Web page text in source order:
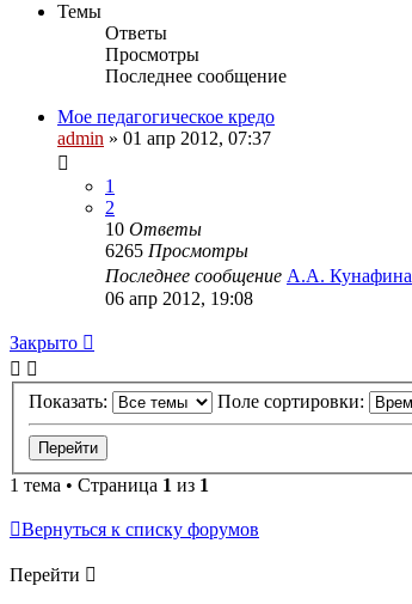
Темы
Ответы
Просмотры
Последнее сообщение
Мое педагогическое кредо
admin » 01 апр 2012, 07:37
1
2
10 Ответы
6265 Просмотры
Последнее сообщение А.А. Кунафина
06 апр 2012, 19:08
Закрыто
Показать: Поле сортировки:
1 тема • Страница 1 из 1
Вернуться к списку форумов
Перейти